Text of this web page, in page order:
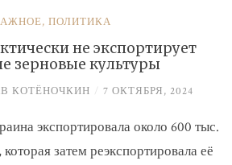
, ПОЛИТИКА
не экспортирует
зерновые культуры
КОТЁНОЧКИН / 7 ОКТЯБРЯ, 2024
экспортировала около 600 тыс.
затем реэкспортировала её